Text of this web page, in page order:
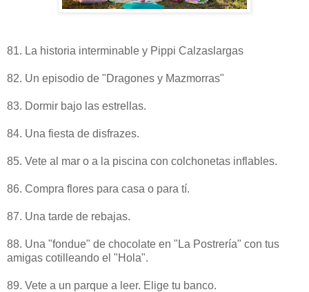
81. La historia interminable y Pippi Calzaslargas
82. Un episodio de "Dragones y Mazmorras"
83. Dormir bajo las estrellas.
84. Una fiesta de disfrazes.
85. Vete al mar o a la piscina con colchonetas inflables.
86. Compra flores para casa o para tí.
87. Una tarde de rebajas.
88. Una "fondue" de chocolate en "La Postrería" con tus
amigas cotilleando el "Hola".
89. Vete a un parque a leer. Elige tu banco.